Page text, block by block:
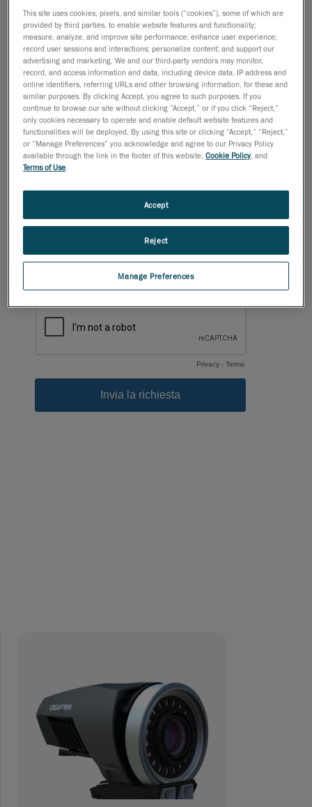
This site uses cookies, pixels, and similar tools (“cookies”), some of which are
provided by third parties, to enable website features and functionality;
measure, analyze, and improve site performance; enhance user experience;
record user sessions and interactions; personalize content; and support our
advertising and marketing. We and our third-party vendors may monitor,
record, and access information and data, including device data, IP address and
online identifiers, referring URLs and other browsing information, for these and
similar purposes. By clicking Accept, you agree to such purposes. If you
continue to browse our site without clicking “Accept,” or if you click “Reject,”
only cookies necessary to operate and enable default website features and
functionalities will be deployed. By using this site or clicking “Accept,” “Reject,”
or “Manage Preferences” you acknowledge and agree to our Privacy Policy
available through the link in the footer of this website,Cookie Policy, and
Terms of Use.
Manage Preferences
Reject
Accept